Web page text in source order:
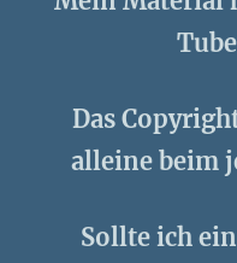
Das
alleine beim
Sollte ich